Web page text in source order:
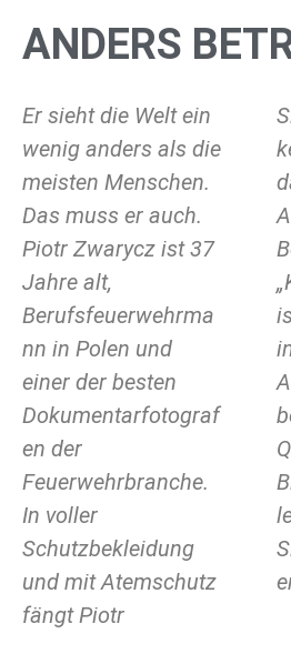
ANDERS
Er sieht die Welt ein
wenig anders als die
meisten Menschen.
Das muss er auch.
Piotr Zwarycz ist 37
Jahre alt,
Berufsfeuerwehrma
nn in Polen und
einer der besten
Dokumentarfotograf
en der
Feuerwehrbranche.
In voller
Schutzbekleidung
und mit Atemschutz
fängt Piotr
Situationen ein wie
kein anderer und
das in einer
Anmutung, die der
Bezeichnung
„Kunstwerk“ würdig
ist. Zahlreiche
internationale
Auszeichnungen
bestätigen die
Qualität seiner
Bilder, die oftmals in
lebensgefährlichen
Situationen